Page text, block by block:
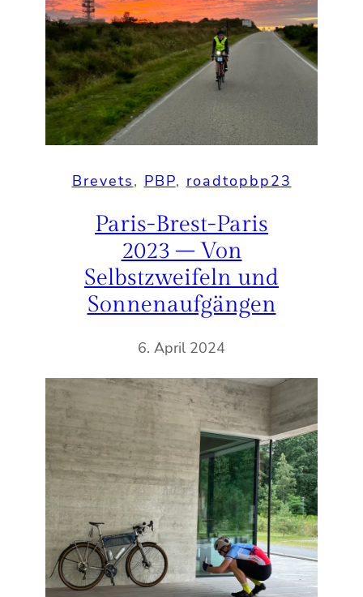
Brevets, PBP, roadtopbp23
Paris-Brest-Paris
2023 – Von
Selbstzweifeln und
Sonnenaufgängen
6. April 2024